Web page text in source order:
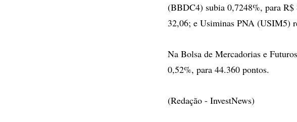
(BBDC4) subia 0,7248%, para
32,06; e Usiminas PNA (USIM5)
Na Bolsa de Mercadorias e
0,52%, para 44.360 pontos.
(Redação - InvestNews)